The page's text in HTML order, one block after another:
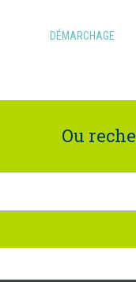
DÉMARCHAGE
Ou